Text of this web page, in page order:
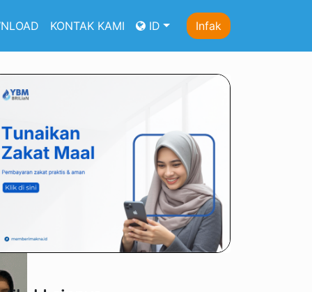
KONTAK KAMI ID Infak